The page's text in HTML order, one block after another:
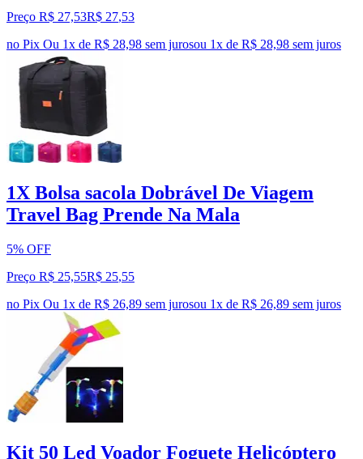
Preço R$ 27,53R$ 27,53
no Pix Ou 1x de R$ 28,98 sem jurosou 1x de R$ 28,98 sem juros
1X Bolsa sacola Dobrável De Viagem
Travel Bag Prende Na Mala
5% OFF
Preço R$ 25,55R$ 25,55
no Pix Ou 1x de R$ 26,89 sem jurosou 1x de R$ 26,89 sem juros
Kit 50 Led Voador Foguete Helicóptero